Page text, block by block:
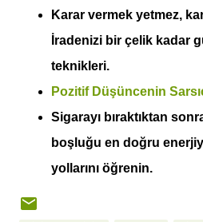
Karar vermek yetmez,
İradenizi bir çelik kadar
teknikleri.
Pozitif Düşüncenin
Sigarayı bıraktıktan
boşluğu en doğru
yollarını öğrenin.